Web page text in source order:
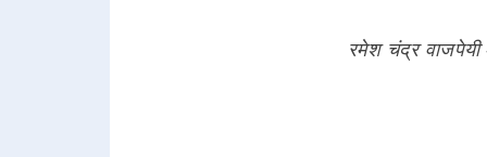
रमेश चंद्र